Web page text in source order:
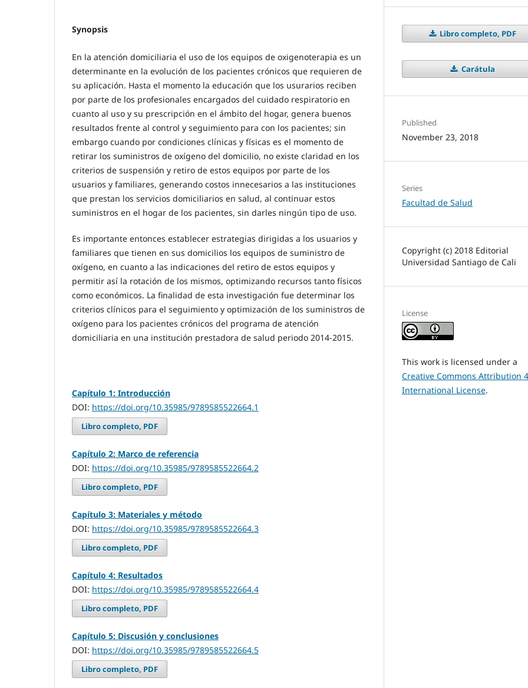
Synopsis
En la atención domiciliaria el uso de los equipos de oxigenoterapia es un
determinante en la evolución de los pacientes crónicos que requieren de
su aplicación. Hasta el momento la educación que los usurarios reciben
por parte de los profesionales encargados del cuidado respiratorio en
cuanto al uso y su prescripción en el ámbito del hogar, genera buenos
resultados frente al control y seguimiento para con los pacientes; sin
embargo cuando por condiciones clínicas y físicas es el momento de
retirar los suministros de oxígeno del domicilio, no existe claridad en los
criterios de suspensión y retiro de estos equipos por parte de los
usuarios y familiares, generando costos innecesarios a las instituciones
que prestan los servicios domiciliarios en salud, al continuar estos
suministros en el hogar de los pacientes, sin darles ningún tipo de uso.
Es importante entonces establecer estrategias dirigidas a los usuarios y
familiares que tienen en sus domicilios los equipos de suministro de
oxígeno, en cuanto a las indicaciones del retiro de estos equipos y
permitir así la rotación de los mismos, optimizando recursos tanto físicos
como económicos. La finalidad de esta investigación fue determinar los
criterios clínicos para el seguimiento y optimización de los suministros de
oxígeno para los pacientes crónicos del programa de atención
domiciliaria en una institución prestadora de salud periodo 2014-2015.
Capítulo 1: Introducción
DOI: https://doi.org/10.35985/9789585522664.1
Libro completo, PDF
Capítulo 2: Marco de referencia
DOI: https://doi.org/10.35985/9789585522664.2
Libro completo, PDF
Capítulo 3: Materiales y método
DOI: https://doi.org/10.35985/9789585522664.3
Libro completo, PDF
Capítulo 4: Resultados
DOI: https://doi.org/10.35985/9789585522664.4
Libro completo, PDF
Capítulo 5: Discusión y conclusiones
DOI: https://doi.org/10.35985/9789585522664.5
Libro completo, PDF
Libro completo, PDF
Carátula
Published
November 23, 2018
Series
Facultad de Salud
Copyright (c) 2018 Editorial
Universidad Santiago de Cali
License
This work is licensed under a
Creative Commons Attribution
International License.